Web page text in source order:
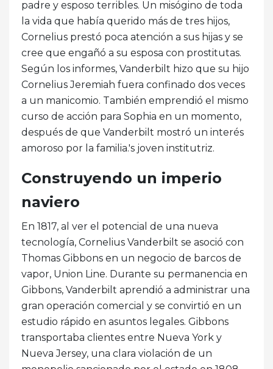
padre y esposo terribles. Un misógino de toda
la vida que había querido más de tres hijos,
Cornelius prestó poca atención a sus hijas y se
cree que engañó a su esposa con prostitutas.
Según los informes, Vanderbilt hizo que su hijo
Cornelius Jeremiah fuera confinado dos veces
a un manicomio. También emprendió el mismo
curso de acción para Sophia en un momento,
después de que Vanderbilt mostró un interés
amoroso por la familia.'s joven institutriz.
Construyendo un imperio
naviero
En 1817, al ver el potencial de una nueva
tecnología, Cornelius Vanderbilt se asoció con
Thomas Gibbons en un negocio de barcos de
vapor, Union Line. Durante su permanencia en
Gibbons, Vanderbilt aprendió a administrar una
gran operación comercial y se convirtió en un
estudio rápido en asuntos legales. Gibbons
transportaba clientes entre Nueva York y
Nueva Jersey, una clara violación de un